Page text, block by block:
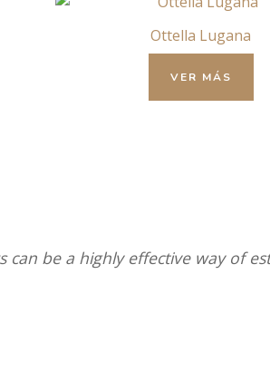
Ottella Lugana
VER MÁS
be a highly effective way of